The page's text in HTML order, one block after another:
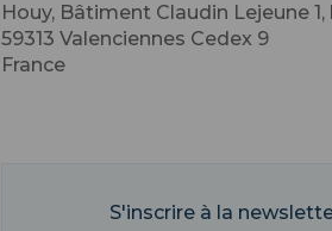
Houy, Bâtiment Claudin Lejeune
59313 Valenciennes Cedex 9
France
S'inscrire à la